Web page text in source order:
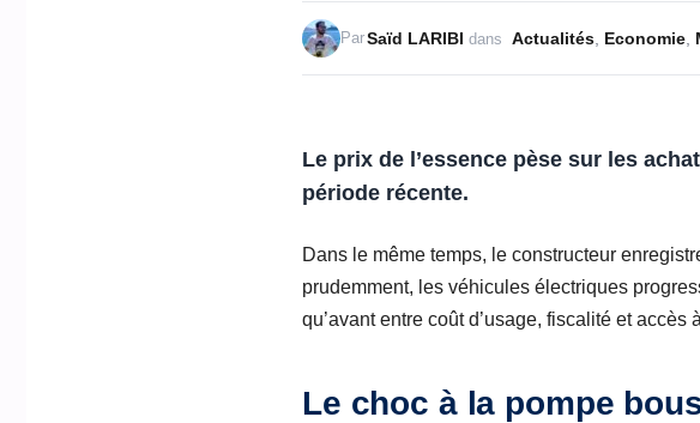
ParSaïd LARIBI dans Actualités Economie
Le prix de l’essence pèse sur les
période récente.
Dans le même temps, le constructeur
prudemment, les véhicules électriques
qu’avant entre coût d’usage, fiscalité et accès
Le choc à la pompe